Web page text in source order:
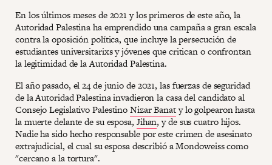
En los últimos meses de 2021 y los primeros de este año, la
Autoridad Palestina ha emprendido una campaña a gran escala
contra la oposición política, que incluye la persecución de
estudiantes universitarixs y jóvenes que critican o confrontan
la legitimidad de la Autoridad Palestina.
El año pasado, el 24 de junio de 2021, las fuerzas de seguridad
de la Autoridad Palestina invadieron la casa del candidato al
Consejo Legislativo PalestinoNizar Banaty lo golpearon hasta
la muerte delante de su esposa, Jihan, y de sus cuatro hijos.
Nadie ha sido hecho responsable por este crimen de asesinato
extrajudicial, el cual su esposa describió a Mondoweiss como
"cercano a la tortura".